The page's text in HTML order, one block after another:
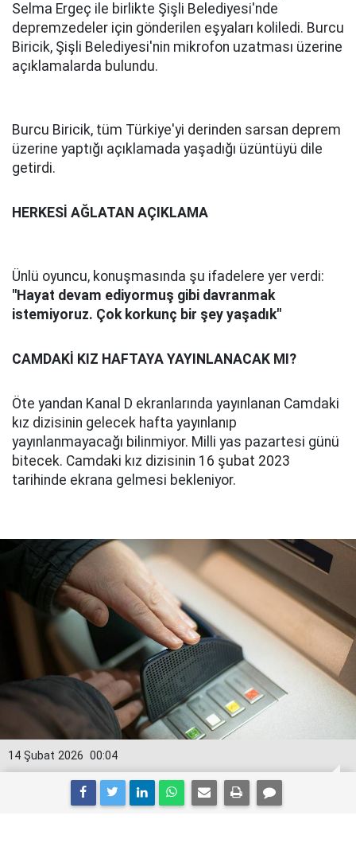
Selma Ergeç ile birlikte Şişli Belediyesi'nde
depremzedeler için gönderilen eşyaları koliledi. Burcu
Biricik, Şişli Belediyesi'nin mikrofon uzatması üzerine
açıklamalarda bulundu.
Burcu Biricik, tüm Türkiye'yi derinden sarsan deprem
üzerine yaptığı açıklamada yaşadığı üzüntüyü dile
getirdi.
HERKESİ AĞLATAN AÇIKLAMA
Ünlü oyuncu, konuşmasında şu ifadelere yer verdi:
"Hayat devam ediyormuş gibi davranmak
istemiyoruz. Çok korkunç bir şey yaşadık"
CAMDAKİ KIZ HAFTAYA YAYINLANACAK MI?
Öte yandan Kanal D ekranlarında yayınlanan Camdaki
kız dizisinin gelecek hafta yayınlanıp
yayınlanmayacağı bilinmiyor. Milli yas pazartesi günü
bitecek. Camdaki kız dizisinin 16 şubat 2023
tarihinde ekrana gelmesi bekleniyor.
00:04
14 Şubat 2026